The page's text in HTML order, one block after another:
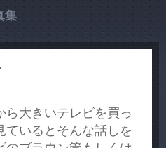
集
大きいテレビを買っ
ているとそんな話しを